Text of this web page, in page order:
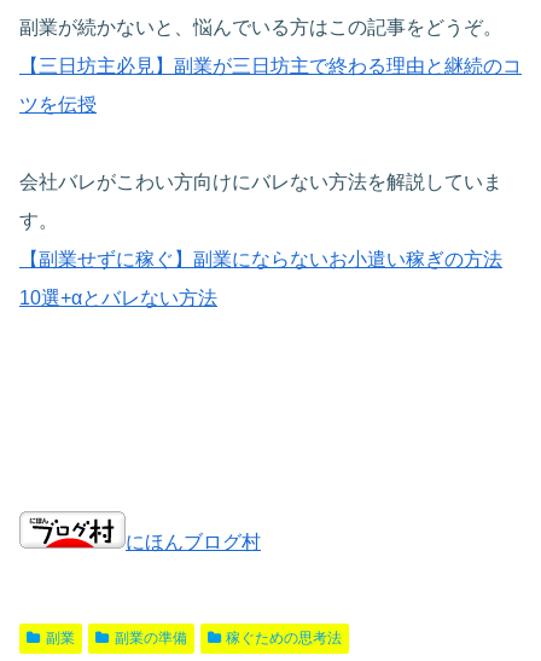
副業が続かないと、悩んでいる方はこの記事をどうぞ。
【三日坊主必見】副業が三日坊主で終わる理由と継続のコ
ツを伝授
会社バレがこわい方向けにバレない方法を解説していま
す。
【副業せずに稼ぐ】副業にならないお小遣い稼ぎの方法
10選+αとバレない方法
にほんブログ村
副業 副業の準備 稼ぐための思考法